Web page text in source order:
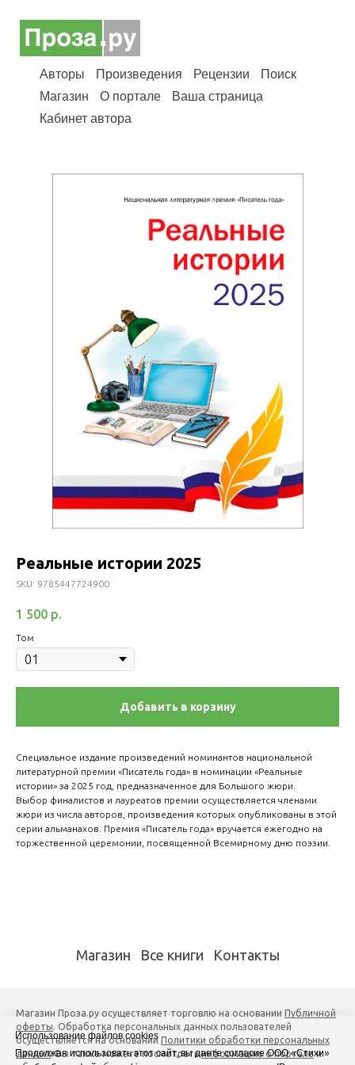
Авторы Произведения Рецензии
Поиск
Магазин
О портале
Ваша страница
Кабинет автора
Реальные истории 2025
SKU: 9785447724900
1 500 р.
Том
Добавить в корзину
Специальное издание произведений номинантов национальной
литературной премии «Писатель года» в номинации «Реальные
истории» за 2025 год, предназначенное для Большого жюри.
Выбор финалистов и лауреатов премии осуществляется членами
жюри из числа авторов, произведения которых опубликованы в этой
серии альманахов. Премия «Писатель года» вручается ежегодно на
торжественной церемонии, посвященной Всемирному дню поэзии.
Использование файлов cookies
Продолжая использовать этот сайт, вы даете согласие ООО «Стихи»
Магазин Все книги Контакты
Магазин Проза.ру осуществляет торговлю на основании Публичной
оферты. Обработка персональных данных пользователей
осуществляется на основании Политики обработки персональных
данных. Вы также можете посмотретьинформацию о порталеи